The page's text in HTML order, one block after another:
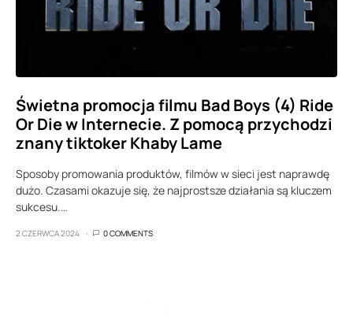
Świetna promocja filmu Bad Boys (4) Ride
Or Die w Internecie. Z pomocą przychodzi
znany tiktoker Khaby Lame
Sposoby promowania produktów, filmów w sieci jest naprawdę
dużo. Czasami okazuje się, że najprostsze działania są kluczem
sukcesu.…
2 CZERWCA 2024 0 COMMENTS